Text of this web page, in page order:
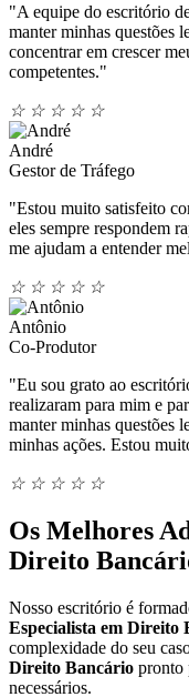
"A equipe do escritório
manter minhas questões
concentrar em crescer
competentes."
☆ ☆ ☆ ☆ ☆
André
Gestor de Tráfego
"Estou muito satisfeito
eles sempre respondem
me ajudam a entender
☆ ☆ ☆ ☆ ☆
Antônio
Co-Produtor
"Eu sou grato ao
realizaram para mim e
manter minhas questões
minhas ações. Estou
☆ ☆ ☆ ☆ ☆
Os Melhores
Direito
Nosso escritório é
Especialista em Direito
complexidade do seu
Direito Bancário pronto
necessários.